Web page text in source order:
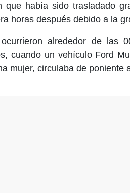
que había sido trasladado
horas después debido a la
alrededor de las
cuando un vehículo Ford
mujer, circulaba de poniente